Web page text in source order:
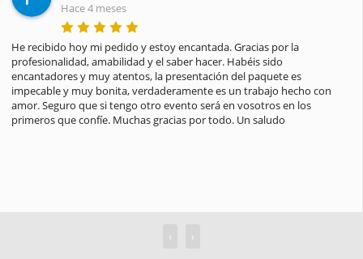
Hace 4 meses
He recibido hoy mi pedido y estoy encantada. Gracias por la
profesionalidad, amabilidad y el saber hacer. Habéis sido
encantadores y muy atentos, la presentación del paquete es
impecable y muy bonita, verdaderamente es un trabajo hecho con
amor. Seguro que si tengo otro evento será en vosotros en los
primeros que confíe. Muchas gracias por todo. Un saludo
‹ ›